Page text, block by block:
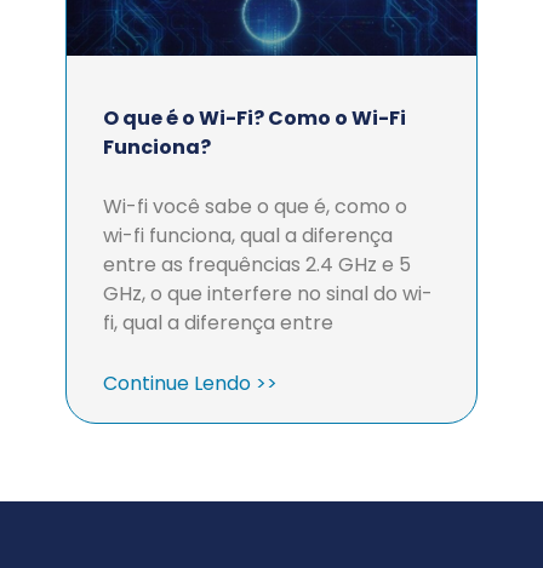
O que é o Wi-Fi? Como o Wi-Fi
Funciona?
Wi-fi você sabe o que é, como o
wi-fi funciona, qual a diferença
entre as frequências 2.4 GHz e 5
GHz, o que interfere no sinal do wi-
fi, qual a diferença entre
Continue Lendo >>